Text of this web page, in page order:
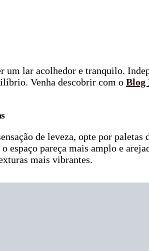
um lar acolhedor e tranquilo.
Venha descobrir com o Blog
de leveza, opte por paletas
espaço pareça mais amplo e
mais vibrantes.